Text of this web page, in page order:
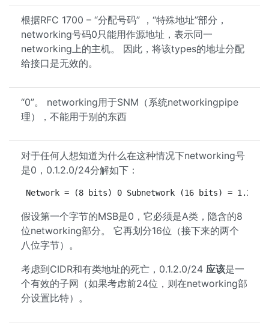
根据RFC 1700 – “分配号码” ，“特殊地址”部分，
networking号码0只能用作源地址，表示同一
networking上的主机。 因此，将该types的地址分配
给接口是无效的。
“0”。 networking用于SNM（系统networkingpipe
理），不能用于别的东西
对于任何人想知道为什么在这种情况下networking号
是0，0.1.2.0/24分解如下：
Network = (8 bits) 0 Subnetwork (16 bits) = 1.2
假设第一个字节的MSB是0，它必须是A类，隐含的8
位networking部分。 它再划分16位（接下来的两个
八位字节）。
考虑到CIDR和有类地址的死亡，0.1.2.0/24 应该是一
个有效的子网（如果考虑前24位，则在networking部
分设置比特）。